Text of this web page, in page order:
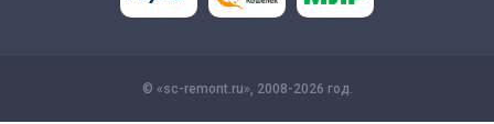
© «sc-remont.ru», 2008-2026 год.